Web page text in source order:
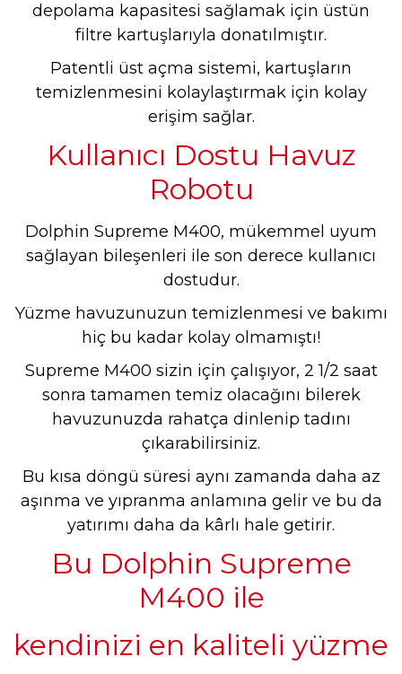
depolama kapasitesi sağlamak için üstün
filtre kartuşlarıyla donatılmıştır.
Patentli üst açma sistemi, kartuşların
temizlenmesini kolaylaştırmak için kolay
erişim sağlar.
Kullanıcı Dostu Havuz
Robotu
Dolphin Supreme M400, mükemmel uyum
sağlayan bileşenleri ile son derece kullanıcı
dostudur.
Yüzme havuzunuzun temizlenmesi ve bakımı
hiç bu kadar kolay olmamıştı!
Supreme M400 sizin için çalışıyor, 2 1/2 saat
sonra tamamen temiz olacağını bilerek
havuzunuzda rahatça dinlenip tadını
çıkarabilirsiniz.
Bu kısa döngü süresi aynı zamanda daha az
aşınma ve yıpranma anlamına gelir ve bu da
yatırımı daha da kârlı hale getirir.
Bu Dolphin Supreme
M400 ile
kendinizi en kaliteli yüzme